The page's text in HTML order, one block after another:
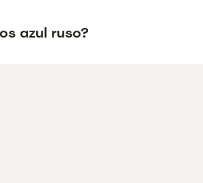
azul ruso?